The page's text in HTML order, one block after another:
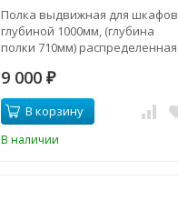
Полка выдвижная для шкафов
глубиной 1000мм, (глубина
полки 710мм) распределенная
(SNR-SHELF-10071-20GS
9 000₽
В корзину
В наличии